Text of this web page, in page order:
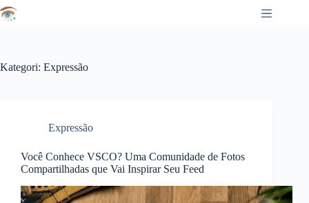
Hoppa
till
Kategori: Expressão
Expressão
Você Conhece VSCO? Uma Comunidade de Fotos
Compartilhadas que Vai Inspirar Seu Feed